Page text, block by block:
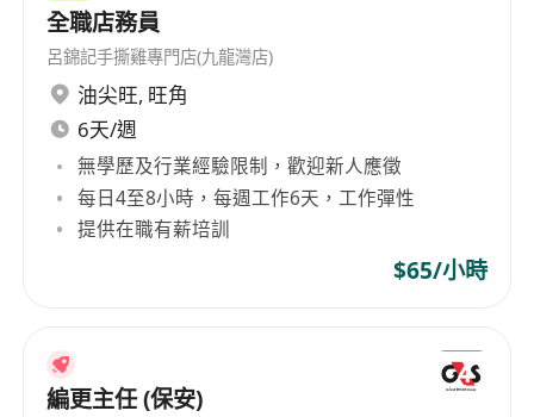
全職店務員
呂錦記手撕雞專門店(九龍灣店)
油尖旺, 旺角
6天/週
無學歷及行業經驗限制，歡迎新人應徵
每日4至8小時，每週工作6天，工作彈性
提供在職有薪培訓
$65/小時
編更主任 (保安)